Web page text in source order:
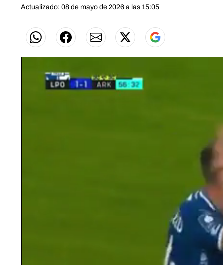
Actualizado: 08 de mayo de 2026 a las 15:05